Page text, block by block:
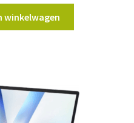
winkelwagen